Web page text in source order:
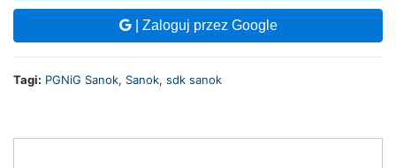
| Zaloguj przez Google
Tagi: PGNiG Sanok, Sanok, sdk sanok